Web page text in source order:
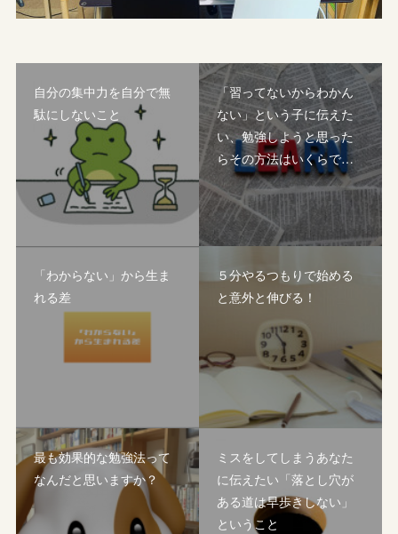
自分の集中力を自分で無
駄にしないこと
「習ってないからわかん
ない」という子に伝えた
い、勉強しようと思った
らその方法はいくらで…
「わからない」から生ま
れる差
５分やるつもりで始める
と意外と伸びる！
最も効果的な勉強法って
なんだと思いますか？
ミスをしてしまうあなた
に伝えたい「落とし穴が
ある道は早歩きしない」
ということ